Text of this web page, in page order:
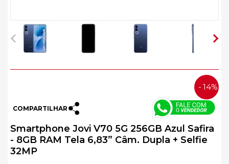
14%
OFF
COMPARTILHAR
Smartphone Jovi V70 5G 256GB Azul Safira
- 8GB RAM Tela 6,83” Câm. Dupla + Selfie
32MP